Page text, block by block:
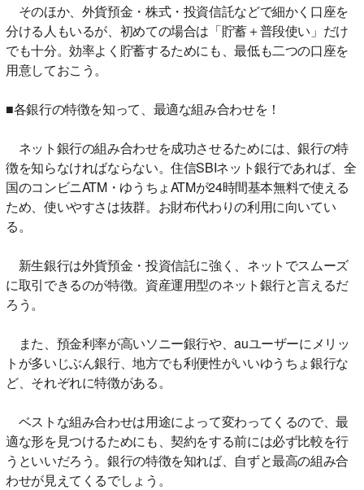
そのほか、外貨預金・株式・投資信託などで細かく口座を
分ける人もいるが、初めての場合は「貯蓄＋普段使い」だけ
でも十分。効率よく貯蓄するためにも、最低も二つの口座を
用意しておこう。
■各銀行の特徴を知って、最適な組み合わせを！
ネット銀行の組み合わせを成功させるためには、銀行の特
徴を知らなければならない。住信SBIネット銀行であれば、全
国のコンビニATM・ゆうちょATMが24時間基本無料で使える
ため、使いやすさは抜群。お財布代わりの利用に向いてい
る。
新生銀行は外貨預金・投資信託に強く、ネットでスムーズ
に取引できるのが特徴。資産運用型のネット銀行と言えるだ
ろう。
また、預金利率が高いソニー銀行や、auユーザーにメリッ
トが多いじぶん銀行、地方でも利便性がいいゆうちょ銀行な
ど、それぞれに特徴がある。
ベストな組み合わせは用途によって変わってくるので、最
適な形を見つけるためにも、契約をする前には必ず比較を行
うといいだろう。銀行の特徴を知れば、自ずと最高の組み合
わせが見えてくるでしょう。